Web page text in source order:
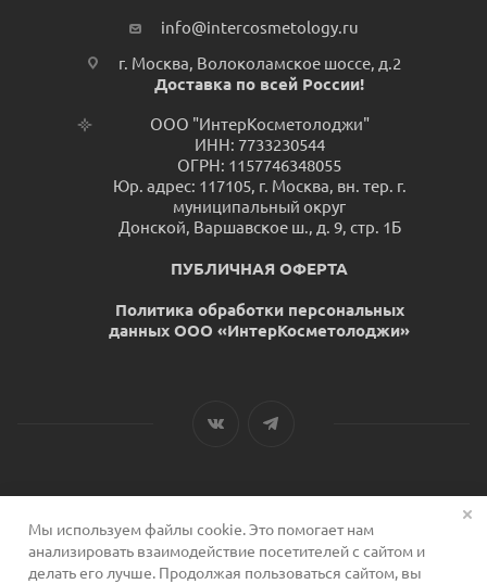
info@intercosmetology.ru
г. Москва, Волоколамское шоссе, д.2
Доставка по всей России!
ООО "ИнтерКосметолоджи"
ИНН: 7733230544
ОГРН: 1157746348055
Юр. адрес: 117105, г. Москва, вн. тер. г.
муниципальный округ
Донской, Варшавское ш., д. 9, стр. 1Б
ПУБЛИЧНАЯ ОФЕРТА
Политика обработки персональных
данных ООО «ИнтерКосметолоджи»
2026 © Сервис для косметологов
Мы используем файлы cookie. Это помогает нам
анализировать взаимодействие посетителей с сайтом и
делать его лучше. Продолжая пользоваться сайтом, вы